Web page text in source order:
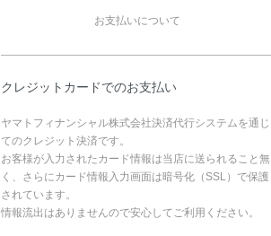
お支払いについて
クレジットカードでのお支払い
ヤマトフィナンシャル株式会社決済代行システムを通じ
てのクレジット決済です。
お客様が入力されたカード情報は当店に送られること無
く、さらにカード情報入力画面は暗号化（SSL）で保護
されています。
情報流出はありませんので安心してご利用ください。